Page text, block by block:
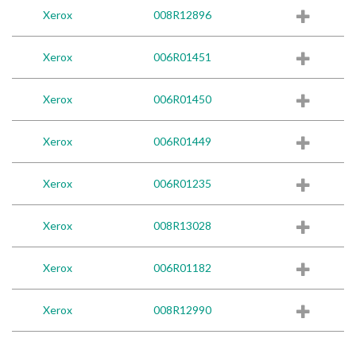
Xerox 008R12896
Xerox 006R01451
Xerox 006R01450
Xerox 006R01449
Xerox 006R01235
Xerox 008R13028
Xerox 006R01182
Xerox 008R12990